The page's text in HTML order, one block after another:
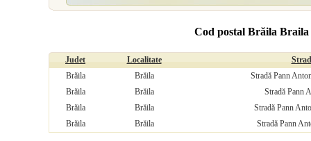
Cod postal Brăila
Judet Localitate
Brăila
Brăila
Stradă Pann
Brăila
Brăila
Stradă Pann
Brăila
Brăila
Stradă Pann
Brăila
Brăila Stradă Pann